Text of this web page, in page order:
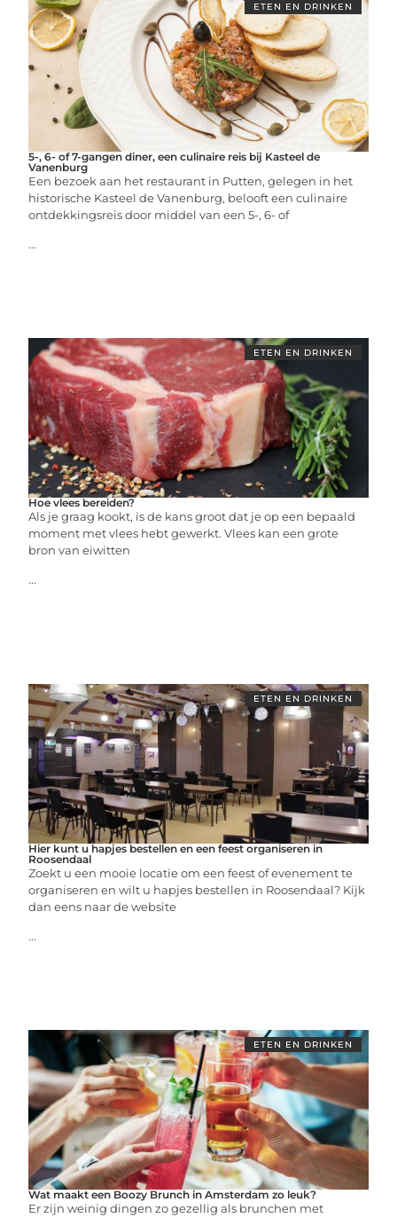
ETEN EN DRINKEN
5-, 6- of 7-gangen diner, een culinaire reis bij Kasteel de
Vanenburg
Een bezoek aan het restaurant in Putten, gelegen in het
historische Kasteel de Vanenburg, belooft een culinaire
ontdekkingsreis door middel van een 5-, 6- of
...
ETEN EN DRINKEN
Hoe vlees bereiden?
Als je graag kookt, is de kans groot dat je op een bepaald
moment met vlees hebt gewerkt. Vlees kan een grote
bron van eiwitten
...
ETEN EN DRINKEN
Hier kunt u hapjes bestellen en een feest organiseren in
Roosendaal
Zoekt u een mooie locatie om een feest of evenement te
organiseren en wilt u hapjes bestellen in Roosendaal? Kijk
dan eens naar de website
...
ETEN EN DRINKEN
Wat maakt een Boozy Brunch in Amsterdam zo leuk?
Er zijn weinig dingen zo gezellig als brunchen met